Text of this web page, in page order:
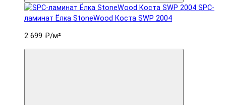
SPC-
ламинат Ëлка StoneWood Коста SWP 2004
2 699 ₽/м²